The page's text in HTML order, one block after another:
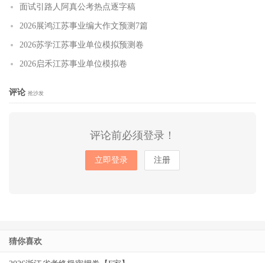
面试引路人阿真公考热点逐字稿
2026展鸿江苏事业编大作文预测7篇
2026苏学江苏事业单位模拟预测卷
2026启禾江苏事业单位模拟卷
评论 抢沙发
评论前必须登录！
立即登录 注册
猜你喜欢